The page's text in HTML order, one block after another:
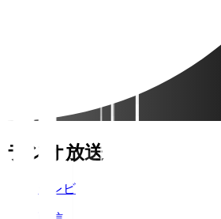
ラジオ放送
テレビ